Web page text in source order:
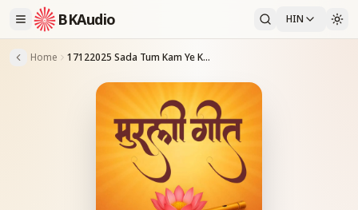
BKAudio HIN
Home 17122025 Sada Tum Kam Ye Karna